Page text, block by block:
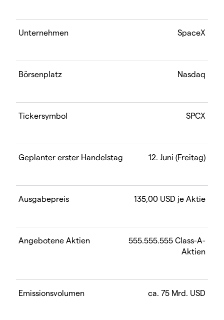
Unternehmen SpaceX
Börsenplatz Nasdaq
Tickersymbol SPCX
Geplanter erster Handelstag 12. Juni (Freitag)
Ausgabepreis 135,00 USD je Aktie
Angebotene Aktien
555.555.555 Class-A-
Aktien
Emissionsvolumen ca. 75 Mrd. USD